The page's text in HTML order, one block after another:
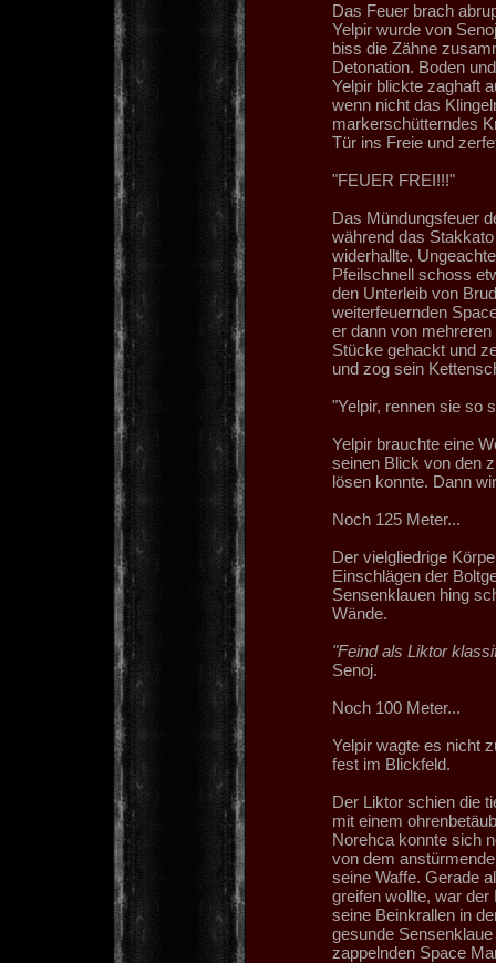
Das Feuer brach
Yelpir wurde von
biss die Zähne
Detonation. Boden
Yelpir blickte zaghaft
wenn nicht das
markerschütterndes
Tür ins Freie und
"FEUER FREI!!!"
Das Mündungsfeuer
während das
widerhallte.
Pfeilschnell schoss
den Unterleib von
weiterfeuernden
er dann von
Stücke gehackt und
und zog sein
"Yelpir, rennen sie so
Yelpir brauchte eine
seinen Blick von den
lösen konnte. Dann
Noch 125 Meter...
Der vielgliedrige
Einschlägen der
Sensenklauen hing
Wände.
"Feind als Liktor
Senoj.
Noch 100 Meter...
Yelpir wagte es nicht
fest im Blickfeld.
Der Liktor schien die
mit einem
Norehca konnte sich
von dem
seine Waffe. Gerade
greifen wollte, war
seine Beinkrallen in
gesunde
zappelnden Space